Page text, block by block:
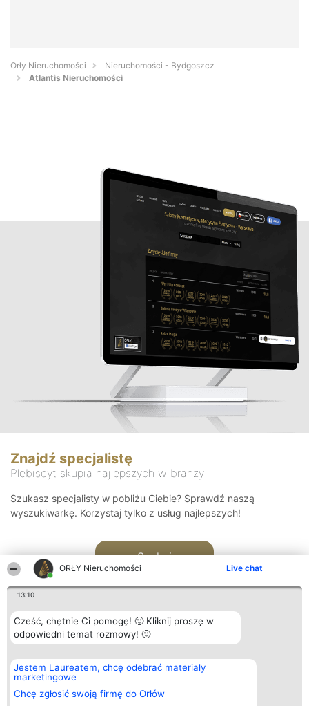
ORŁY Nieruchomości Live chat
13:10
Cześć, chętnie Ci pomogę! 🙂 Kliknij proszę w
odpowiedni temat rozmowy! 🙂
Jestem Laureatem, chcę odebrać materiały
marketingowe
Chcę zgłosić swoją firmę do Orłów
Orły Nieruchomości
Nieruchomości - Bydgoszcz
Atlantis Nieruchomości
Znajdź specjalistę
Plebiscyt skupia najlepszych w branży
Szukasz specjalisty w pobliżu Ciebie? Sprawdź naszą
wyszukiwarkę. Korzystaj tylko z usług najlepszych!
Szukaj
Organizator plebiscytu
Bright Side Solutions sp. z o.
o. sp. k.
ul. Ruska 22
Wrocław 50-079
Plebiscyt
Laureaci
wszystkich
Laureatów
Kontakt
Kontakt